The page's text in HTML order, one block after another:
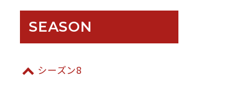
SEASON
シーズン8